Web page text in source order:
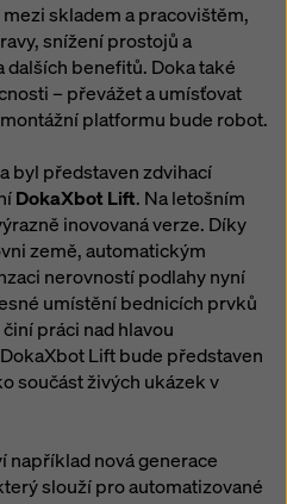
skladem a pracovištěm,
snížení prostojů a
dalších benefitů. Doka také
– převážet a umísťovat
platformu bude robot.
byl představen zdvihací
DokaXbot Lift. Na letošním
inovovaná verze. Díky
země, automatickým
nerovností podlahy nyní
umístění bednicích prvků
práci nad hlavou
Lift bude představen
součást živých ukázek v
například nová generace
slouží pro automatizované